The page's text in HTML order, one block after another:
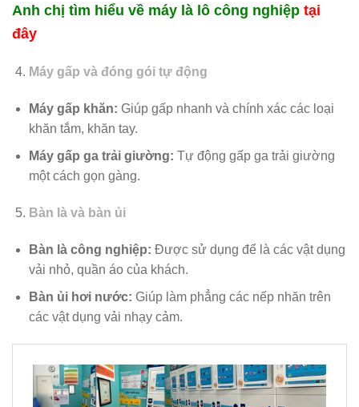
Anh chị tìm hiểu về máy là lô công nghiệp tại
đây
Máy gấp và đóng gói tự động
Máy gấp khăn: Giúp gấp nhanh và chính xác các loại
khăn tắm, khăn tay.
Máy gấp ga trải giường: Tự động gấp ga trải giường
một cách gọn gàng.
Bàn là và bàn ủi
Bàn là công nghiệp: Được sử dụng để là các vật dụng
vải nhỏ, quần áo của khách.
Bàn ủi hơi nước: Giúp làm phẳng các nếp nhăn trên
các vật dụng vải nhạy cảm.